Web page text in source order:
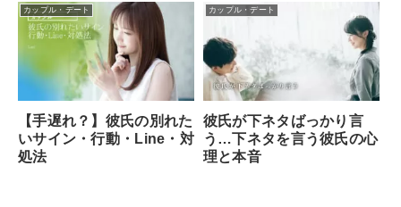
カップル・デート
【手遅れ？】彼氏の別れた
いサイン・行動・Line・対
処法
カップル・デート
彼氏が下ネタばっかり言
う…下ネタを言う彼氏の心
理と本音